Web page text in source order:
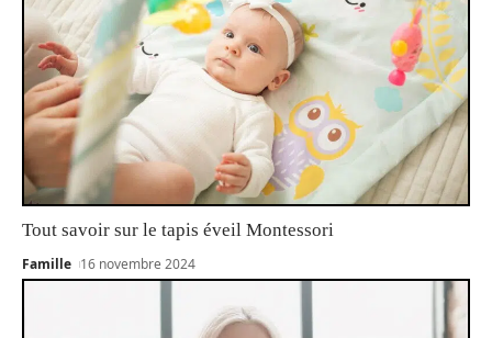
Tout savoir sur le tapis éveil Montessori
Famille 16 novembre 2024